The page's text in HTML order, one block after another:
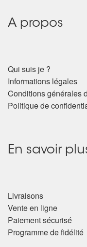
Arts Divinatoires :
Protection
intérieur
Test — Quelle Gardienne
Mon compte
Validation de la
A propos
Qui suis je ?
Informations légales
Conditions générales
Politique de
En savoir
Livraisons
Vente en ligne
Paiement sécurisé
Programme de fidélité